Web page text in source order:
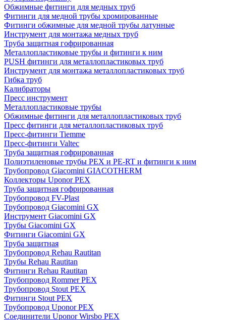
Обжимные фитинги для медных труб
Фитинги для медной трубы хромированные
Фитинги обжимные для медной трубы латунные
Инструмент для монтажа медных труб
Труба защитная гофрированная
Металлопластиковые трубы и фитинги к ним
PUSH фитинги для металлопластиковых труб
Инструмент для монтажа металлопластиковых труб
Гибка труб
Калибраторы
Пресс инструмент
Металлопластиковые трубы
Обжимные фитинги для металлопластиковых труб
Пресс фитинги для металлопластиковых труб
Пресс-фитинги Tiemme
Пресс-фитинги Valtec
Труба защитная гофрированная
Полиэтиленовые трубы PEX и PE-RT и фитинги к ним
Трубопровод Giacomini GIACOTHERM
Коллекторы Uponor PEX
Труба защитная гофрированная
Трубопровод FV-Plast
Трубопровод Giacomini GX
Инструмент Giacomini GX
Трубы Giacomini GX
Фитинги Giacomini GX
Труба защитная
Трубопровод Rehau Rautitan
Трубы Rehau Rautitan
Фитинги Rehau Rautitan
Трубопровод Rommer PEX
Трубопровод Stout PEX
Фитинги Stout PEX
Трубопровод Uponor PEX
Соединители Uponor Wirsbo PEX